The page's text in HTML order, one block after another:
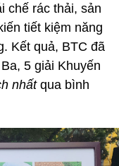
chế rác thải, sản
tiết kiệm năng
Kết quả, BTC đã
5 giải Khuyến
nhấtqua bình